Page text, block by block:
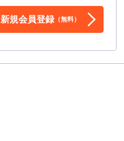
新規会員登録（無料）